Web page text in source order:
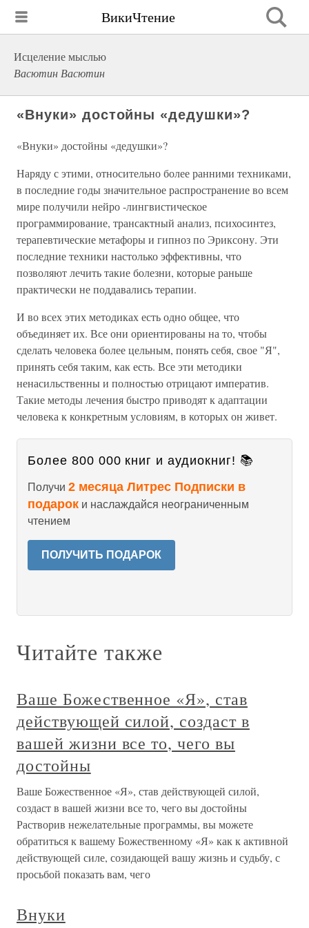
ВикиЧтение
Исцеление мыслью
Васютин Васютин
«Внуки» достойны «дедушки»?
«Внуки» достойны «дедушки»?
Наряду с этими, относительно более ранними техниками,
в последние годы значительное распространение во всем
мире получили нейро -лингвистическое
программирование, трансактный анализ, психосинтез,
терапевтические метафоры и гипноз по Эриксону. Эти
последние техники настолько эффективны, что
позволяют лечить такие болезни, которые раньше
практически не поддавались терапии.
И во всех этих методиках есть одно общее, что
объединяет их. Все они ориентированы на то, чтобы
сделать человека более цельным, понять себя, свое "Я",
принять себя таким, как есть. Все эти методики
ненасильственны и полностью отрицают императив.
Такие методы лечения быстро приводят к адаптации
человека к конкретным условиям, в которых он живет.
Более 800 000 книг и аудиокниг! 📚
Получи 2 месяца Литрес Подписки в
подарок и наслаждайся неограниченным
чтением
ПОЛУЧИТЬ ПОДАРОК
Читайте также
Ваше Божественное «Я», став
действующей силой, создаст в
вашей жизни все то, чего вы
достойны
Ваше Божественное «Я», став действующей силой,
создаст в вашей жизни все то, чего вы достойны
Растворив нежелательные программы, вы можете
обратиться к вашему Божественному «Я» как к активной
действующей силе, созидающей вашу жизнь и судьбу, с
просьбой показать вам, чего
Внуки